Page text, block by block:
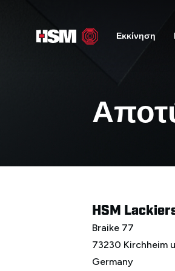
Εκκίνηση
HSM
Braike 77
73230 Kirchheim
Germany